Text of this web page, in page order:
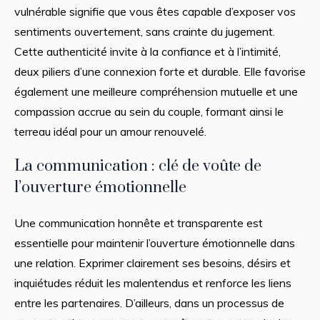
vulnérable signifie que vous êtes capable d’exposer vos
sentiments ouvertement, sans crainte du jugement.
Cette authenticité invite à la confiance et à l’intimité,
deux piliers d’une connexion forte et durable. Elle favorise
également une meilleure compréhension mutuelle et une
compassion accrue au sein du couple, formant ainsi le
terreau idéal pour un amour renouvelé.
La communication : clé de voûte de
l’ouverture émotionnelle
Une communication honnête et transparente est
essentielle pour maintenir l’ouverture émotionnelle dans
une relation. Exprimer clairement ses besoins, désirs et
inquiétudes réduit les malentendus et renforce les liens
entre les partenaires. D’ailleurs, dans un processus de